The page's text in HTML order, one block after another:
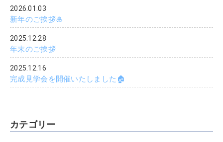
2026.01.03
新年のご挨拶🎍
2025.12.28
年末のご挨拶
2025.12.16
完成見学会を開催いたしました🏠
カテゴリー